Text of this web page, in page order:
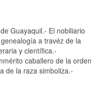
Guayaquil.- El nobiliario
a travéz de la
y científica.-
caballero de la orden
de la raza simboliza.-